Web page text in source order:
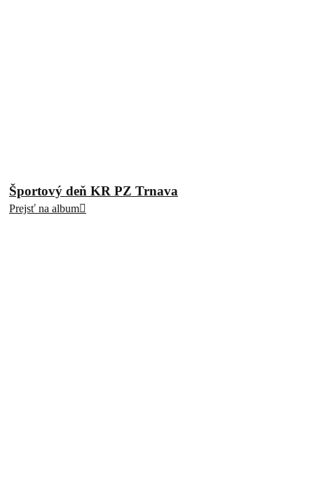
Športový deň KR PZ Trnava
Prejsť na album